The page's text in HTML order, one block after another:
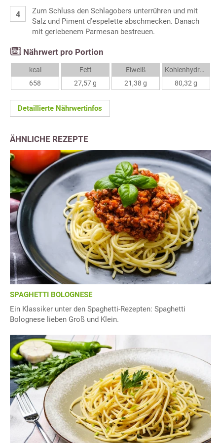
Zum Schluss den Schlagobers unterrühren und mit
Salz und Piment d’espelette abschmecken. Danach
mit geriebenem Parmesan bestreuen.
Nährwert pro Portion
kcal
658
Fett
27,57 g
Eiweiß
21,38 g
Kohlenhydrate
80,32 g
Detaillierte Nährwertinfos
ÄHNLICHE REZEPTE
SPAGHETTI BOLOGNESE
Ein Klassiker unter den Spaghetti-Rezepten: Spaghetti
Bolognese lieben Groß und Klein.